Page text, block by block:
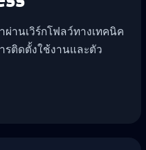
านเวิร์กโฟลว์ทางเทคนิค
ติดตั้งใช้งานและตัว